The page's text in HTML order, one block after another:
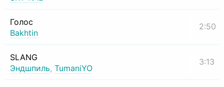
Голос
Bakhtin
2:50
SLANG
Эндшпиль, TumaniYO
3:13